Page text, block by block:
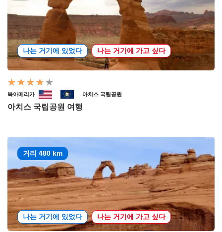
나는 거기에 있었다 나는 거기에 가고 싶다
북아메리카 아치스 국립공원
아치스 국립공원 여행
거리 480 km
나는 거기에 있었다 나는 거기에 가고 싶다